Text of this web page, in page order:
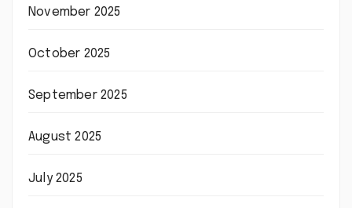
November 2025
October 2025
September 2025
August 2025
July 2025